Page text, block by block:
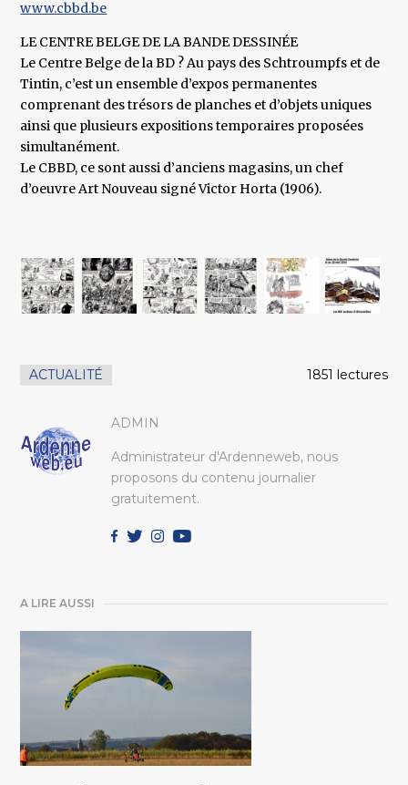
www.cbbd.be
LE CENTRE BELGE DE LA BANDE DESSINÉE
Le Centre Belge de la BD ? Au pays des Schtroumpfs et de
Tintin, c’est un ensemble d’expos permanentes
comprenant des trésors de planches et d’objets uniques
ainsi que plusieurs expositions temporaires proposées
simultanément.
Le CBBD, ce sont aussi d’anciens magasins, un chef
d’oeuvre Art Nouveau signé Victor Horta (1906).
ACTUALITÉ 1851 lectures
ADMIN
Administrateur d'Ardenneweb, nous
proposons du contenu journalier
gratuitement.
A LIRE AUSSI